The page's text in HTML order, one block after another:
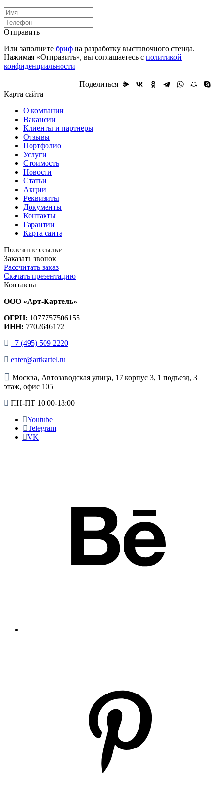
Отправить
Или заполните бриф на разработку выставочного стенда.
Нажимая «Отправить», вы соглашаетесь с политикой
конфиденциальности
Поделиться
Карта сайта
О компании
Вакансии
Клиенты и партнеры
Отзывы
Портфолио
Услуги
Стоимость
Новости
Статьи
Акции
Реквизиты
Документы
Контакты
Гарантии
Карта сайта
Полезные ссылки
Заказать звонок
Рассчитать заказ
Скачать презентацию
Контакты
ООО «Арт-Картель»
ОГРН: 1077757506155
ИНН: 7702646172
+7 (495) 509 2220
enter@artkartel.ru
Москва, Автозаводская улица, 17 корпус 3, 1 подъезд, 3
этаж, офис 105
ПН-ПТ 10:00-18:00
Youtube
Telegram
VK